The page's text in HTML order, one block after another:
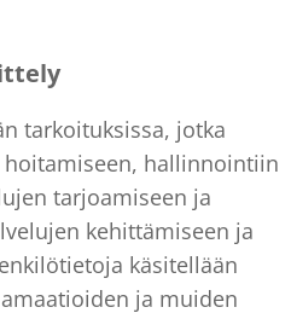
tarkoituksissa, jotka
hallinnointiin
tarjoamiseen ja
kehittämiseen ja
käsitellään
ja muiden